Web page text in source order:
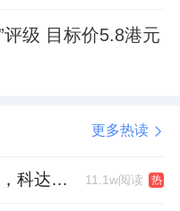
评级 目标价5.8港元
更多热读
溢价220%并购关联资产，科达制造近75亿元重组被否 11.1w阅读 热